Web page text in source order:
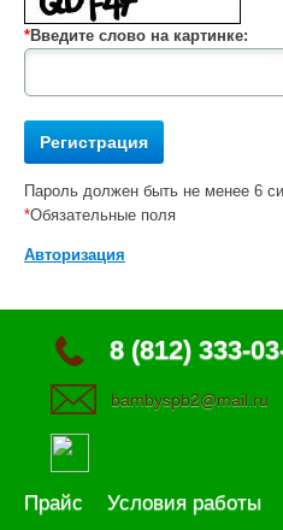
*Введите слово на картинке:
Пароль должен быть не менее 6
*Обязательные поля
Авторизация
8 (812) 333-
bambyspb2@mail.ru
Прайс Условия работы